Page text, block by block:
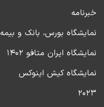
خبرنامه
نمایشگاه بورس، بانک و بیمه
نمایشگاه ایران متافو ۱۴۰۲
نمایشگاه کیش اینوکس
۲۰۲۳